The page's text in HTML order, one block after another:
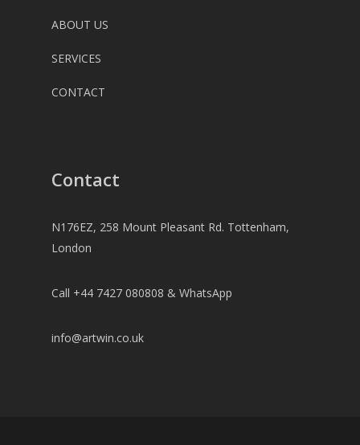
ABOUT US
SERVICES
CONTACT
Contact
N176EZ, 258 Mount Pleasant Rd. Tottenham,
London
Call +44 7427 080808 & WhatsApp
info@artwin.co.uk